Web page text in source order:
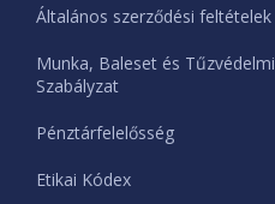
Általános szerződési feltételek
Munka, Baleset és Tűzvédelmi
Szabályzat
Pénztárfelelősség
Etikai Kódex